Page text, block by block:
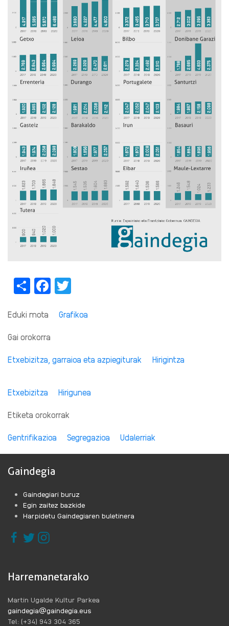
ShareFacebook
Eduki mota Grafikoa
Gai orokorra
Etxebizitza, garraioa eta azpiegiturak Hirigintza
Etxebizitza Hirigunea
Etiketa orokorrak
Gentrifikazioa Segregazioa Udalerriak
Gaindegia
Gaindegiari buruz
Egin zaitez bazkide
Harpidetu Gaindegiaren buletinera
Harremanetarako
Martin Ugalde Kultur Parkea
gaindegia@gaindegia.eus
Tel: (+34) 943 304 365